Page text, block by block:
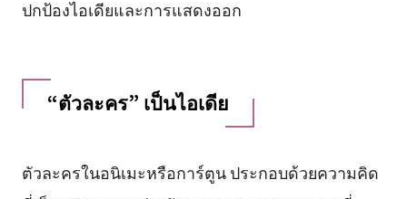
ปกป้องไอเดียและการแสดงออก
“ตัวละคร” เป็นไอเดีย
ตัวละครในอนิเมะหรือการ์ตูน ประกอบด้วยความคิด